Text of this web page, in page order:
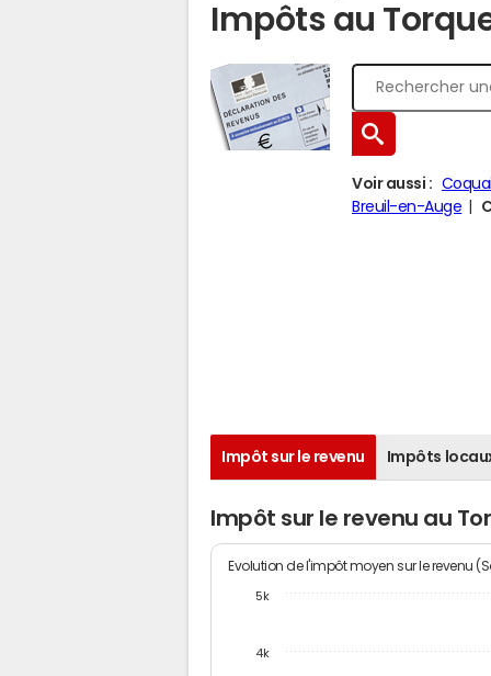
Impôts au
Voir aussi :
Breuil-en-Auge
Impôt sur le revenu Impôts
Impôt sur le revenu au
Evolution de l'impôt moyen sur le revenu
4k
5k